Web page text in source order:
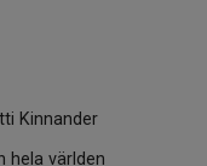
Kinnander
hela världen